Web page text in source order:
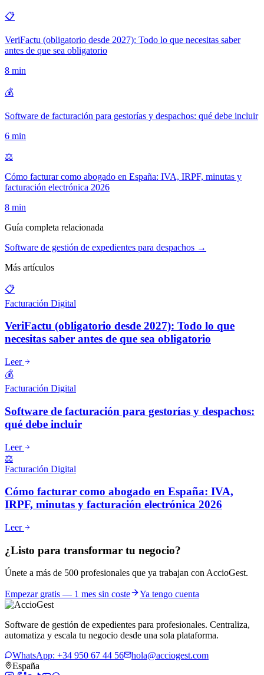
📋
VeriFactu (obligatorio desde 2027): Todo lo que necesitas saber
antes de que sea obligatorio
8 min
💰
Software de facturación para gestorías y despachos: qué debe incluir
6 min
⚖️
Cómo facturar como abogado en España: IVA, IRPF, minutas y
facturación electrónica 2026
8 min
Guía completa relacionada
Software de gestión de expedientes para despachos →
Más artículos
📋
Facturación Digital
VeriFactu (obligatorio desde 2027): Todo lo que
necesitas saber antes de que sea obligatorio
Leer
💰
Facturación Digital
Software de facturación para gestorías y despachos:
qué debe incluir
Leer
⚖️
Facturación Digital
Cómo facturar como abogado en España: IVA,
IRPF, minutas y facturación electrónica 2026
Leer
¿Listo para transformar tu negocio?
Únete a más de 500 profesionales que ya trabajan con AccioGest.
Empezar gratis — 1 mes sin coste Ya tengo cuenta
Software de gestión de expedientes para profesionales. Centraliza,
automatiza y escala tu negocio desde una sola plataforma.
WhatsApp: +34 950 67 44 56
hola@acciogest.com
España